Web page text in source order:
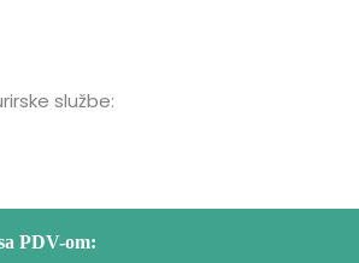
službe:
PDV-om: